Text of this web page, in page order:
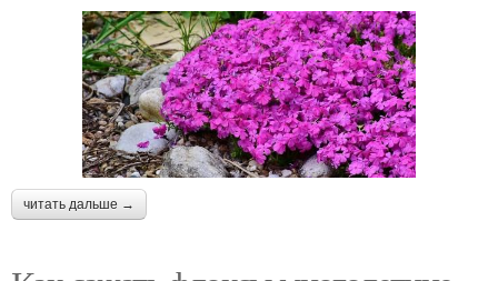
читать дальше →